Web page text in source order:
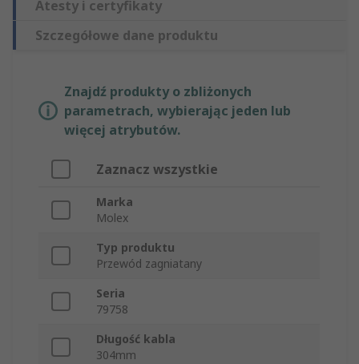
Atesty i certyfikaty
Szczegółowe dane produktu
Znajdź produkty o zbliżonych
parametrach, wybierając jeden lub
więcej atrybutów.
Zaznacz wszystkie
Marka
Molex
Typ produktu
Przewód zagniatany
Seria
79758
Długość kabla
304mm